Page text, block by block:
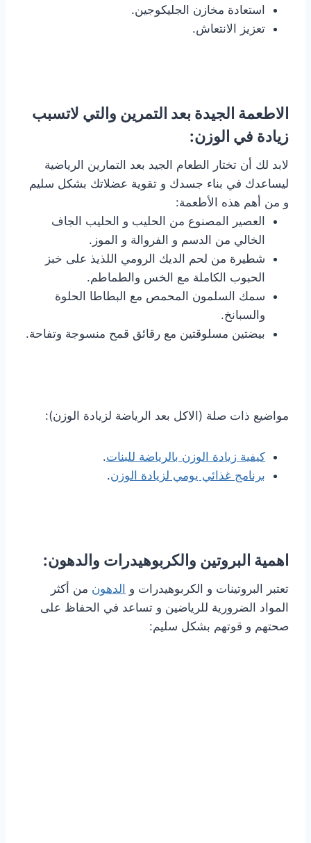
استعادة مخازن الجليكوجين.
تعزيز الانتعاش.
الاطعمة الجيدة بعد التمرين والتي لاتسبب
زيادة في الوزن:
لابد لك أن تختار الطعام الجيد بعد التمارين الرياضية
ليساعدك في بناء جسدك و تقوية عضلاتك بشكل سليم
و من أهم هذه الأطعمة:
العصير المصنوع من الحليب و الحليب الجاف
الخالي من الدسم و الفروالة و الموز.
شطيرة من لحم الديك الرومي اللذيذ على خبز
الحبوب الكاملة مع الخس والطماطم.
سمك السلمون المحمص مع البطاطا الحلوة
والسبانخ.
بيضتين مسلوقتين مع رقائق قمح منسوجة وتفاحة.
مواضيع ذات صلة (الاكل بعد الرياضة لزيادة الوزن):
كيفية زيادة الوزن بالرياضة للبنات.
برنامج غذائي يومي لزيادة الوزن.
اهمية البروتين والكربوهيدرات والدهون:
تعتبر البروتينات و الكربوهيدرات و الدهون من أكثر
المواد الضرورية للرياضين و تساعد في الحفاظ على
صحتهم و قوتهم بشكل سليم: